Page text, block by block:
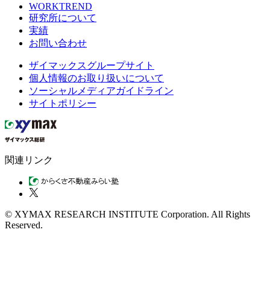
WORKTREND
研究所について
実績
お問い合わせ
ザイマックスグループサイト
個人情報のお取り扱いについて
ソーシャルメディアガイドライン
サイトポリシー
関連リンク
© XYMAX RESEARCH INSTITUTE Corporation. All Rights
Reserved.